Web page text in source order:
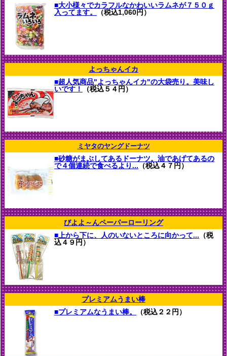
■大小様々でカラフルなかわいいラムネが７５０ｇ
入ってます。
（税込1,060円）
よっちゃんイカ
■超人気商品"よっちゃんイカ"の大袋売り。美味し
いです！
（税込５４円）
ミヤタのヤングドーナツ
■砂糖がまぶしてあるドーナツ。油であげてあるの
で４個連続で食べるより... （税込４７円）
びよよ～んペーパーローリング
■上から下に、人のいないところに向かって... （税
込４９円）
プレミアムうまい棒
■プレミアムなうまい棒。
（税込２２円）